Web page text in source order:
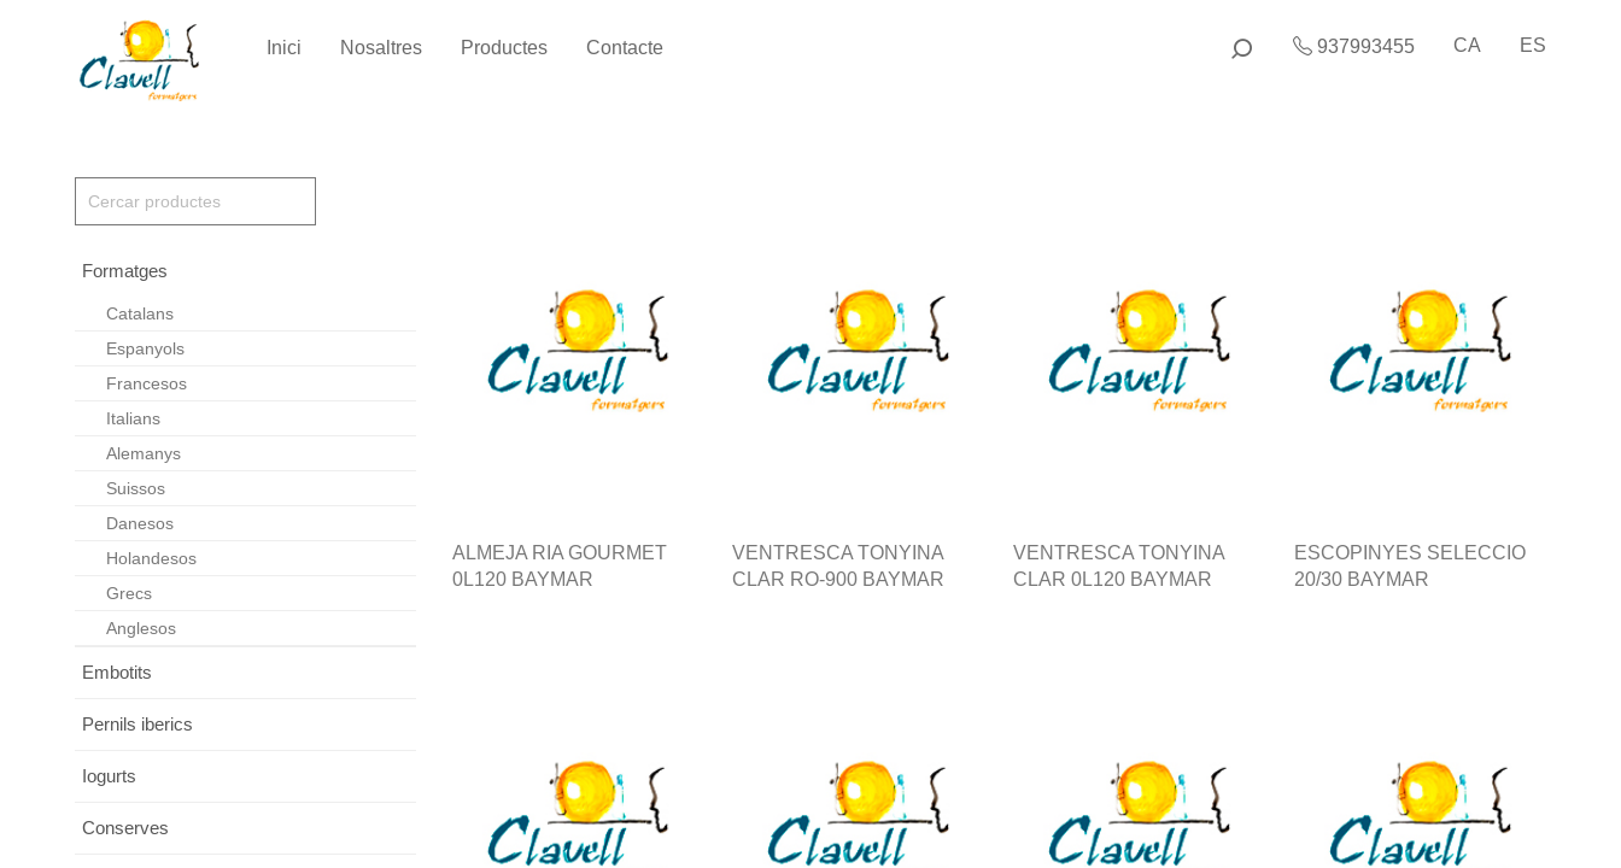
Inici Nosaltres Productes Contacte 937993455 CA ES
Formatges
Catalans
Espanyols
Francesos
Italians
Alemanys
Suissos
Danesos
Holandesos
Grecs
Anglesos
Embotits
Pernils iberics
Iogurts
Conserves
ALMEJA RIA GOURMET
0L120 BAYMAR
VENTRESCA TONYINA
CLAR RO-900 BAYMAR
VENTRESCA TONYINA
CLAR 0L120 BAYMAR
ESCOPINYES SELECCIO
20/30 BAYMAR